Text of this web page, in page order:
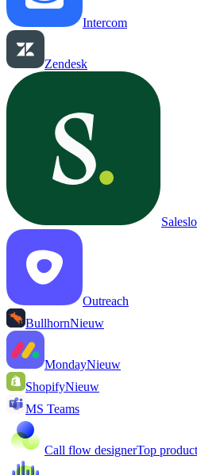
Intercom
Zendesk
Outreach
BullhornNieuw
MondayNieuw
ShopifyNieuw
MS Teams
Call flow designerTop product